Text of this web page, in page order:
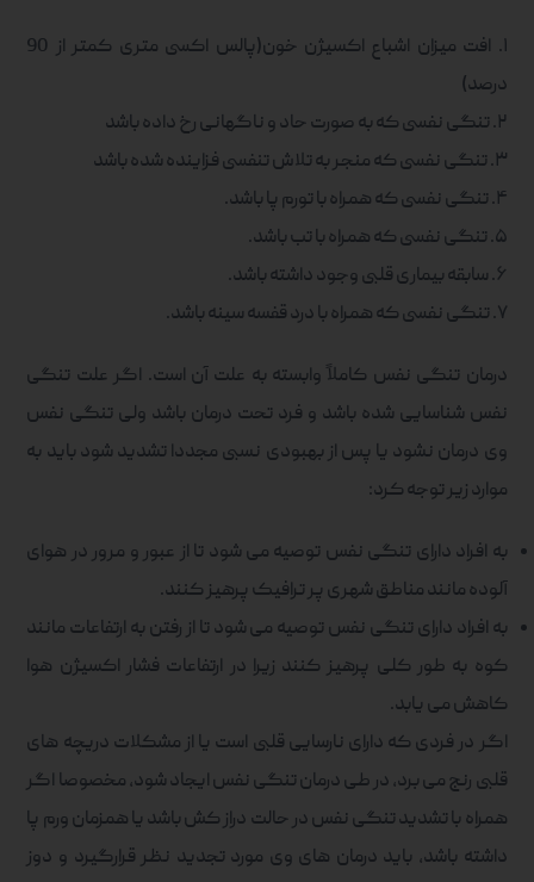
۱. افت میزان اشباع اکسیژن خون(پالس اکسی متری کمتر از 90
درصد)
۲. تنگی نفسی که به صورت حاد و ناگهانی رخ داده باشد
۳. تنگی نفسی که منجر به تلاش تنفسی فزاینده شده باشد
۴. تنگی نفسی که همراه با تورم پا باشد.
۵. تنگی نفسی که همراه با تب باشد.
۶. سابقه بیماری قلبی وجود داشته باشد.
۷. تنگی نفسی که همراه با درد قفسه سینه باشد.
درمان تنگی نفس کاملاً وابسته به علت آن است. اگر علت تنگی
نفس شناسایی شده باشد و فرد تحت درمان باشد ولی تنگی نفس
وی درمان نشود یا پس از بهبودی نسبی مجددا تشدید شود باید به
موارد زیر توجه کرد:
به افراد دارای تنگی نفس توصیه می شود تا از عبور و مرور در هوای
آلوده مانند مناطق شهری پر ترافیک پرهیز کنند.
به افراد دارای تنگی نفس توصیه می شود تا از رفتن به ارتفاعات مانند
کوه به طور کلی پرهیز کنند زیرا در ارتفاعات فشار اکسیژن هوا
کاهش می یابد.
اگر در فردی که دارای نارسایی قلبی است یا از مشکلات دریچه های
قلبی رنج می برد، در طی درمان تنگی نفس ایجاد شود، مخصوصا اگر
همراه با تشدید تنگی نفس در حالت دراز کش باشد یا همزمان ورم پا
داشته باشد، باید درمان های وی مورد تجدید نظر قرارگیرد و دوز